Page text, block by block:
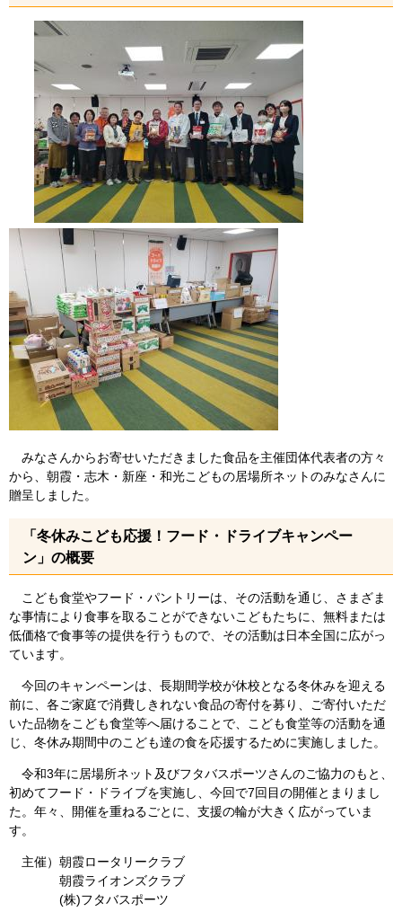
みなさんからお寄せいただきました食品を主催団体代表者の方々
から、朝霞・志木・新座・和光こどもの居場所ネットのみなさんに
贈呈しました。
「冬休みこども応援！フード・ドライブキャンペー
ン」の概要
こども食堂やフード・パントリーは、その活動を通じ、さまざま
な事情により食事を取ることができないこどもたちに、無料または
低価格で食事等の提供を行うもので、その活動は日本全国に広がっ
ています。
今回のキャンペーンは、長期間学校が休校となる冬休みを迎える
前に、各ご家庭で消費しきれない食品の寄付を募り、ご寄付いただ
いた品物をこども食堂等へ届けることで、こども食堂等の活動を通
じ、冬休み期間中のこども達の食を応援するために実施しました。
令和3年に居場所ネット及びフタバスポーツさんのご協力のもと、
初めてフード・ドライブを実施し、今回で7回目の開催とまりまし
た。年々、開催を重ねるごとに、支援の輪が大きく広がっていま
す。
主催）朝霞ロータリークラブ
朝霞ライオンズクラブ
​ (株)フタバスポーツ